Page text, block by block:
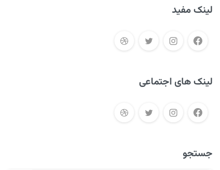
لینک مفید
لینک های اجتماعی
جستجو